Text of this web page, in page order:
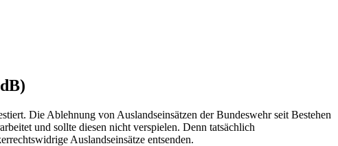
Die Ablehnung von Auslandseinsätzen der Bundeswehr seit Bestehen
und sollte diesen nicht verspielen. Denn tatsächlich
Auslandseinsätze entsenden.